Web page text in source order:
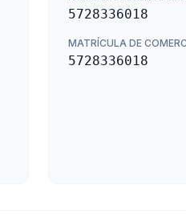
5728336018
MATRÍCULA DE
5728336018